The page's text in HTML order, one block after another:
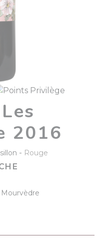
2016
- Rouge
Mourvèdre